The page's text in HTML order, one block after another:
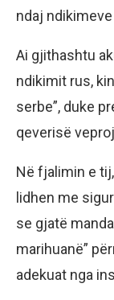
ndaj
Ai gjithashtu
ndikimit rus,
serbe”, duke
qeverisë
Në fjalimin e
lidhen me
se gjatë
marihuanë”
adekuat nga